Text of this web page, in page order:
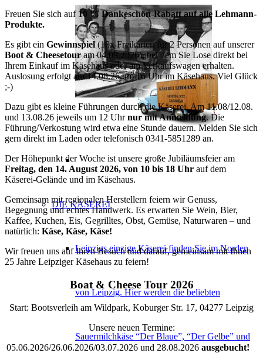
DIE KÄSEREI
Leipzigs einzige Käserei finden Sie im Norden
von Leipzig. Hier werden die beliebten
Sauermilchkäse “Der Blaue”, “Der Gelbe” und
Freuen Sie sich auf 10 % Dankeschön-Rabatt auf alle Lehmann-
Produkte.
Es gibt ein Gewinnspiel(10x Freikarten für 2 Personen auf unserer
Boot & Cheesetouram 04.09.2026), bei dem Sie Lose direkt bei
Ihrem Einkauf im Käsehaus oder am Verkaufswagen erhalten.
Auslosung erfolgt am 14.08.26 um 16 Uhr im Käsehaus. Viel Glück
;-)
Dazu gibt es kleine Führungen durch die Käserei. Am 11.08/12.08.
und 13.08.26 jeweils um 12 Uhrnur mit Anmeldung. Die
Führung/Verkostung wird etwa eine Stunde dauern. Melden Sie sich
gern direkt im Laden oder telefonisch 0341-5851289 an.
Der Höhepunkt der Woche ist unsere große Jubiläumsfeier am
Freitag, den 14. August 2026, von 10 bis 18 Uhr auf dem
Käserei-Gelände und im Käsehaus.
Gemeinsam mit regionalen Herstellern feiern wir Genuss,
Begegnung und echtes Handwerk. Es erwarten Sie Wein, Bier,
Kaffee, Kuchen, Eis, Gegrilltes, Obst, Gemüse, Naturwaren – und
natürlich: Käse, Käse, Käse!
Wir freuen uns auf Ihren Besuch und darauf, gemeinsam mit Ihnen
25 Jahre Leipziger Käsehaus zu feiern!
Boat & Cheese Tour 2026
Start: Bootsverleih am Wildpark, Koburger Str. 17, 04277 Leipzig
Unsere neuen Termine:
05.06.2026/26.06.2026/03.07.2026 und 28.08.2026 ausgebucht!